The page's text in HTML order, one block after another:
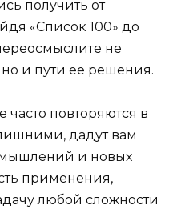
получить от
«Список 100» до
не
и пути ее решения.
часто повторяются в
дадут вам
и новых
применения,
любой сложности